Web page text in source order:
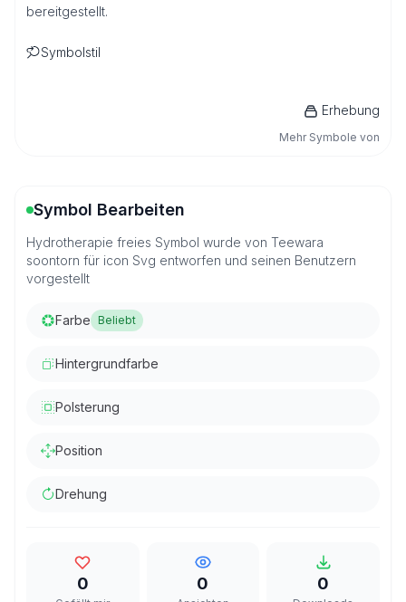
bereitgestellt.
Symbolstil
Erhebung
Mehr Symbole von
Symbol Bearbeiten
Hydrotherapie freies Symbol wurde von Teewara
soontorn für icon Svg entworfen und seinen Benutzern
vorgestellt
Farbe Beliebt
Hintergrundfarbe
Polsterung
Position
Drehung
0 0 0